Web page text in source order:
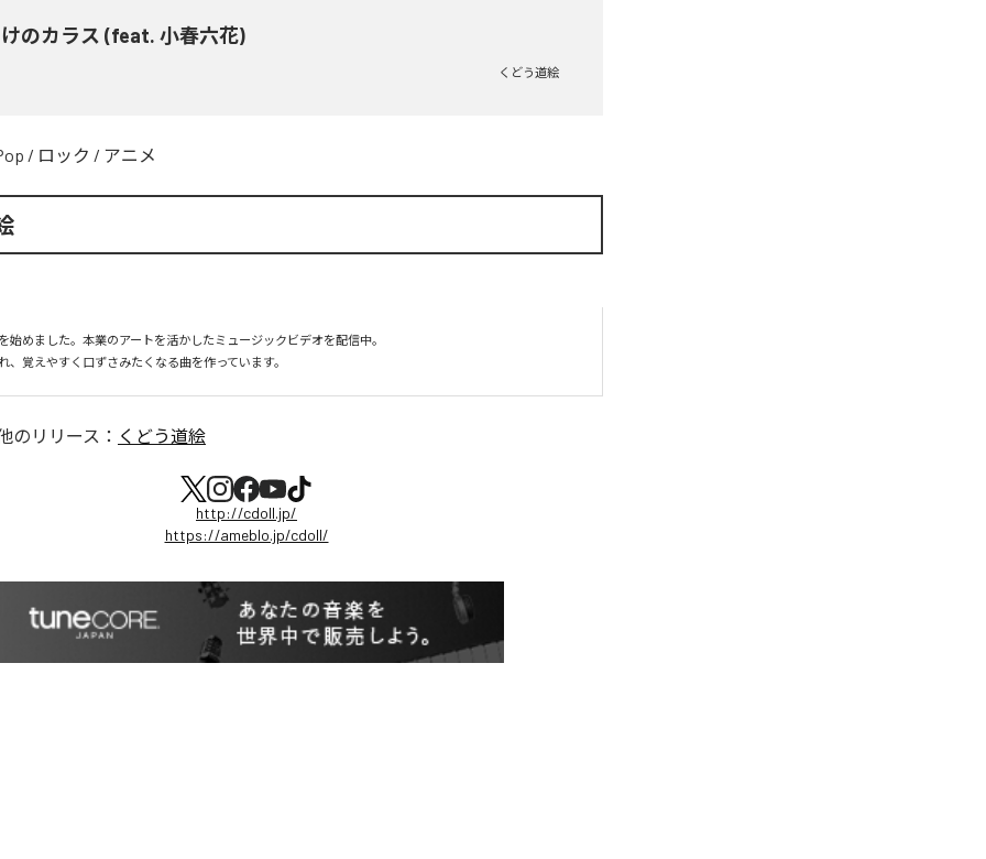
のカラス (feat. 小春六花)
くどう道絵
/ ロック / アニメ
始めました。本業のアートを活かしたミュージックビデオを配信中。
、覚えやすく口ずさみたくなる曲を作っています。
のリリース： くどう道絵
http://cdoll.jp/
https://ameblo.jp/cdoll/